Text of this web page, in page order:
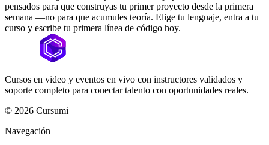
pensados para que construyas tu primer proyecto desde la primera
semana —no para que acumules teoría. Elige tu lenguaje, entra a tu
curso y escribe tu primera línea de código hoy.
Cursos en video y eventos en vivo con instructores validados y
soporte completo para conectar talento con oportunidades reales.
© 2026 Cursumi
Navegación